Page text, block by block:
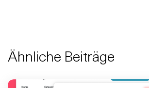
Ähnliche Beiträge